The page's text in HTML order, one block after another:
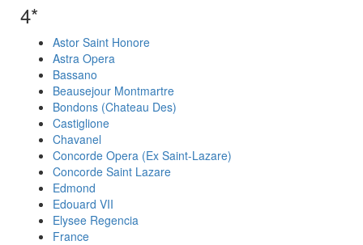
4*
Astor Saint Honore
Astra Opera
Bassano
Beausejour Montmartre
Bondons (Chateau Des)
Castiglione
Chavanel
Concorde Opera (Ex Saint-Lazare)
Concorde Saint Lazare
Edmond
Edouard VII
Elysee Regencia
France